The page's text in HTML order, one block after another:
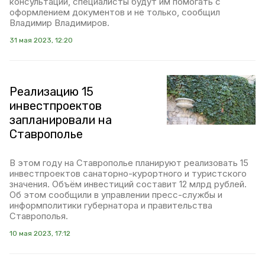
оформлением документов и не только, сообщил
Владимир Владимиров.
31 мая 2023, 12:20
Реализацию 15
инвестпроектов
запланировали на
Ставрополье
В этом году на Ставрополье планируют реализовать 15
инвестпроектов санаторно-курортного и туристского
значения. Объём инвестиций составит 12 млрд рублей.
Об этом сообщили в управлении пресс-службы и
информполитики губернатора и правительства
Ставрополья.
10 мая 2023, 17:12